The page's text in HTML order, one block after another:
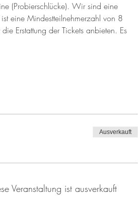
(Probierschlücke). Wir sind eine
eine Mindestteilnehmerzahl von 8
Erstattung der Tickets anbieten. Es
Ausverkauft
Veranstaltung ist ausverkauft